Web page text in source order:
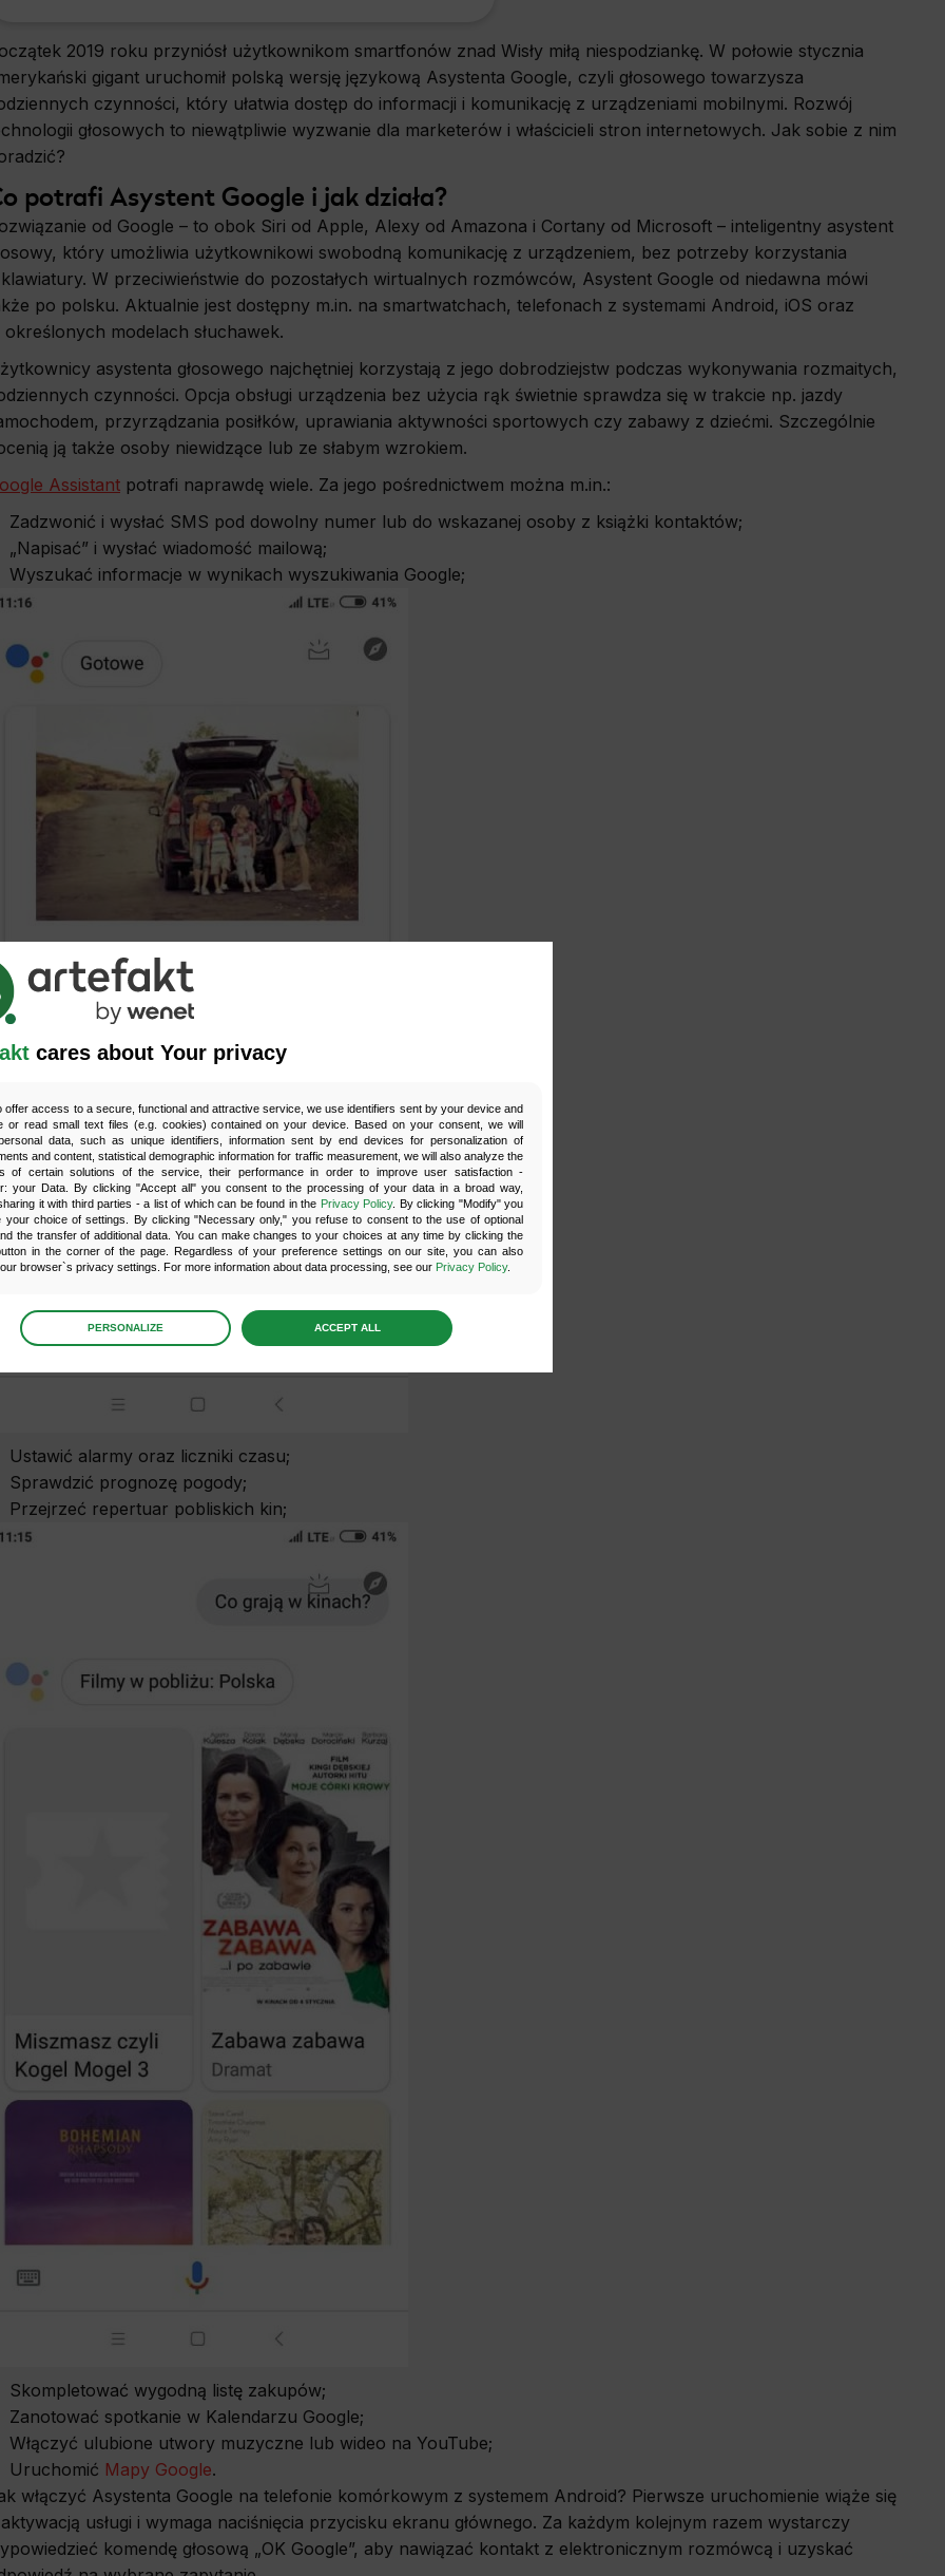
cares about Your privacy
offer access to a secure, functional and attractive service, we use identifiers sent by your device and
or read small text files (e.g. cookies) contained on your device. Based on your consent, we will
data, such as unique identifiers, information sent by end devices for personalization of
and content, statistical demographic information for traffic measurement, we will also analyze the
of certain solutions of the service, their performance in order to improve user satisfaction -
your Data. By clicking "Accept all" you consent to the processing of your data in a broad way,
it with third parties - a list of which can be found in the Privacy Policy. By clicking "Modify" you
your choice of settings. By clicking "Necessary only," you refuse to consent to the use of optional
the transfer of additional data. You can make changes to your choices at any time by clicking the
in the corner of the page. Regardless of your preference settings on our site, you can also
browser`s privacy settings. For more information about data processing, see our Privacy Policy.
preferences
to basic functions such as site navigation and access to specific areas of the website. The website cannot
we may use functional cookies to remember your language preferences or to remember your login
data used to collect information to analyze site traffic and how users use the site, how they came to the site,
aggregate demographic statistics about users. Analytical cookies and similar technologies allow us to
for displaying personalized ads that may be of interest to the user based on browsing history and
demographic criteria. Also, third-party files that, in conjunction with files installed while browsing other
profile the user, providing him or her with the marketing, advertising and retargeting content deemed most
PERSONALIZE ACCEPT ALL
2019 roku przyniósł użytkownikom smartfonów znad Wisły miłą niespodziankę. W połowie stycznia
gigant uruchomił polską wersję językową Asystenta Google, czyli głosowego towarzysza
czynności, który ułatwia dostęp do informacji i komunikację z urządzeniami mobilnymi. Rozwój
głosowych to niewątpliwie wyzwanie dla marketerów i właścicieli stron internetowych. Jak sobie z nim
potrafi Asystent Google i jak działa?
od Google – to obok Siri od Apple, Alexy od Amazona i Cortany od Microsoft – inteligentny asystent
który umożliwia użytkownikowi swobodną komunikację z urządzeniem, bez potrzeby korzystania
W przeciwieństwie do pozostałych wirtualnych rozmówców, Asystent Google od niedawna mówi
po polsku. Aktualnie jest dostępny m.in. na smartwatchach, telefonach z systemami Android, iOS oraz
określonych modelach słuchawek.
asystenta głosowego najchętniej korzystają z jego dobrodziejstw podczas wykonywania rozmaitych,
czynności. Opcja obsługi urządzenia bez użycia rąk świetnie sprawdza się w trakcie np. jazdy
przyrządzania posiłków, uprawiania aktywności sportowych czy zabawy z dziećmi. Szczególnie
ją także osoby niewidzące lub ze słabym wzrokiem.
Assistant potrafi naprawdę wiele. Za jego pośrednictwem można m.in.:
Zadzwonić i wysłać SMS pod dowolny numer lub do wskazanej osoby z książki kontaktów;
„Napisać” i wysłać wiadomość mailową;
Wyszukać informacje w wynikach wyszukiwania Google;
Ustawić alarmy oraz liczniki czasu;
Sprawdzić prognozę pogody;
Przejrzeć repertuar pobliskich kin;
Skompletować wygodną listę zakupów;
Zanotować spotkanie w Kalendarzu Google;
Włączyć ulubione utwory muzyczne lub wideo na YouTube;
Uruchomić Mapy Google.
włączyć Asystenta Google na telefonie komórkowym z systemem Android? Pierwsze uruchomienie wiąże się
usługi i wymaga naciśnięcia przycisku ekranu głównego. Za każdym kolejnym razem wystarczy
komendę głosową „OK Google”, aby nawiązać kontakt z elektronicznym rozmówcą i uzyskać